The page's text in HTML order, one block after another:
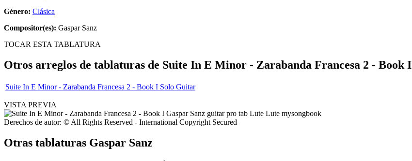
Género: Clásica
Compositor(es): Gaspar Sanz
TOCAR ESTA TABLATURA
Otros arreglos de tablaturas de Suite In E Minor - Zarabanda Francesa 2 - Book I
Suite In E Minor - Zarabanda Francesa 2 - Book I Solo Guitar
VISTA PREVIA
Derechos de autor: © All Rights Reserved - International Copyright Secured
Otras tablaturas Gaspar Sanz